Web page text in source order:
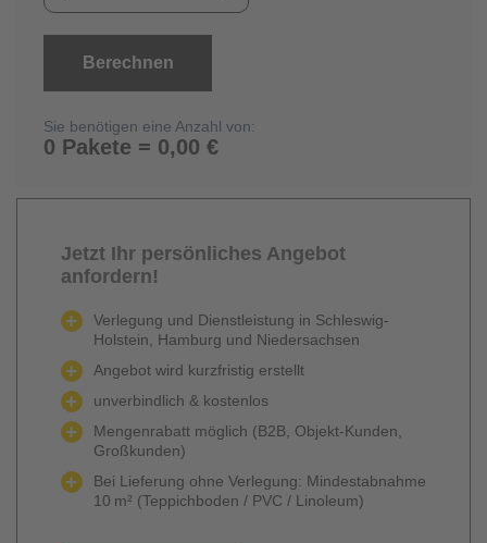
Berechnen
Sie benötigen eine Anzahl von:
0 Pakete = 0,00 €
Jetzt Ihr persönliches Angebot
anfordern!
Verlegung und Dienstleistung in Schleswig-
Holstein, Hamburg und Niedersachsen
Angebot wird kurzfristig erstellt
unverbindlich & kostenlos
Mengenrabatt möglich (B2B, Objekt-Kunden,
Großkunden)
Bei Lieferung ohne Verlegung: Mindestabnahme
10 m² (Teppichboden / PVC / Linoleum)